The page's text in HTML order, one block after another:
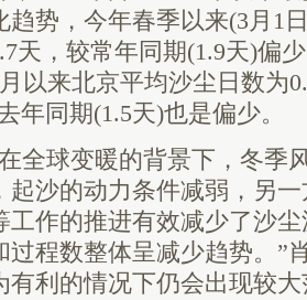
趋势，今年春季以来(3月1
天，较常年同期(1.9天)偏
以来北京平均沙尘日数为
年同期(1.5天)也是偏少。
球变暖的背景下，冬季
起沙的动力条件减弱，另
工作的推进有效减少了沙
过程数整体呈减少趋势。”
有利的情况下仍会出现较